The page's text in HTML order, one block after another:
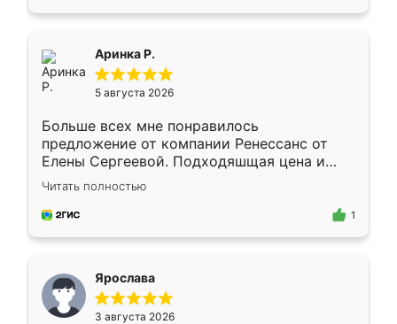
Аринка Р.
5 августа 2026
Больше всех мне понравилось
предложение от компании Ренессанс от
Елены Сергеевой. Подходяшщая цена и
короткие сроки изготовления. Приехавший
для замера сотрудник Владислав
предложил по моему эскизу самый
Читать полностью
1
Ярослава
3 августа 2026